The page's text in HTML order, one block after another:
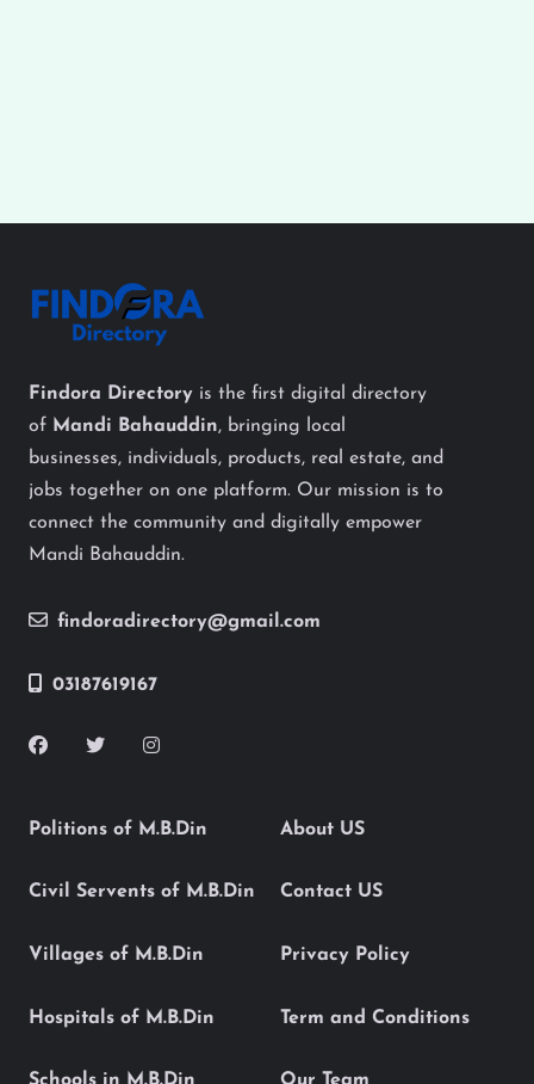
Findora Directory is the first digital directory
of Mandi Bahauddin, bringing local
businesses, individuals, products, real estate, and
jobs together on one platform. Our mission is to
connect the community and digitally empower
Mandi Bahauddin.
findoradirectory@gmail.com
03187619167
Politions of M.B.Din
Civil Servents of M.B.Din
Villages of M.B.Din
Hospitals of M.B.Din
About US
Contact US
Privacy Policy
Term and Conditions